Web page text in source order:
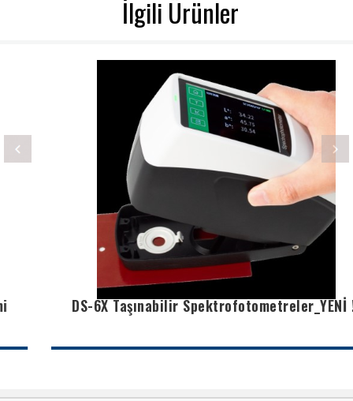
İlgili Ürünler
DS-6X Taşınabilir Spektrofotometreler_YENİ !!